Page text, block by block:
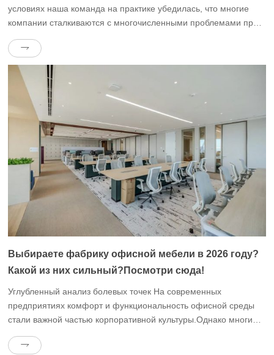
условиях наша команда на практике убедилась, что многие
компании сталкиваются с многочисленными проблемами при
первых, необоснованное функциональное зонирование не
позволяет сотрудникам эффективно сотрудничать или
сосредоточиться на работе; во-вторых, звуковая среда плохо
контролируется и шумовые помехи являются серьезными, что
влияет на эффективность работы; кроме […]
Выбираете фабрику офисной мебели в 2026 году?
Какой из них сильный?Посмотри сюда!
Углубленный анализ болевых точек На современных
предприятиях комфорт и функциональность офисной среды
стали важной частью корпоративной культуры.Однако многие
компании сталкиваются со многими трудностями при выборе
офисной мебели.На практике наша команда обнаружила, что,